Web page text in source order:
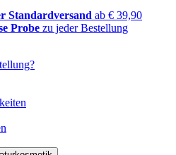
Standardversand ab € 39,90
Probe zu jeder Bestellung